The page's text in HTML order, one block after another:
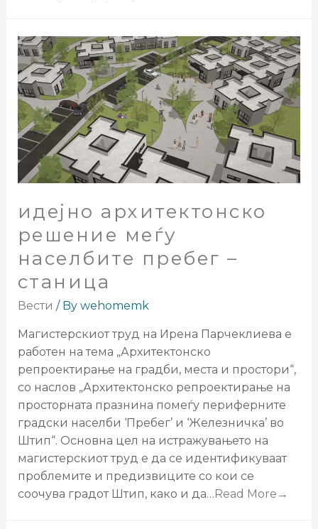
идејно архитектонско
решение меѓу
населбите пребег –
станица
Вести / By wehomemk
Магистерскиот труд на Ирена Парчеклиева е
работен на тема „Архитектонско
репроектирање на градби, места и простори“,
со наслов „Архитектонско репроектирање на
просторната празнина помеѓу периферните
градски населби ‘Пребег’ и ‘Железничка’ во
Штип“. Основна цел на истражувањето на
магистерскиот труд е да се идентификуваат
проблемите и предизвиците со кои се
соочува градот Штип, како и да…Read More→